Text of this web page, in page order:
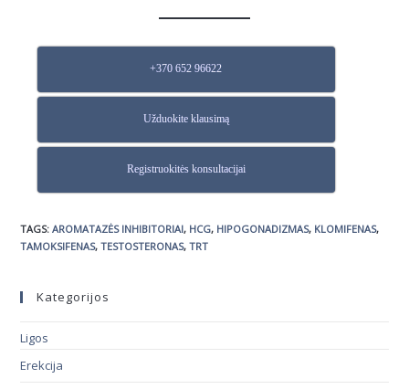
+370 652 96622
Užduokite klausimą
Registruokitės konsultacijai
TAGS:AROMATAZĖS INHIBITORIAI, HCG, HIPOGONADIZMAS, KLOMIFENAS,
TAMOKSIFENAS, TESTOSTERONAS, TRT
Kategorijos
Ligos
Erekcija